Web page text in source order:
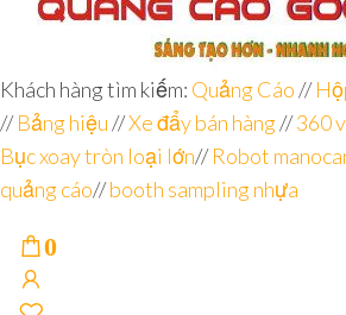
Đơn vị
chuyên
sâu – 8
năm
kinh
nghiệm
Góc
Nhìn
Agency –
nhà sản
xuất
POSM,
Quầy
Sampling,
Booth
trưng
bày, tủ
trưng
Khách hàng tìm kiếm: Quảng Cáo//
//Bảng hiệu//Xe đẩy bán hàng//360
Bục xoay tròn loại lớn//Robot
quảng cáo//booth sampling nhựa
0